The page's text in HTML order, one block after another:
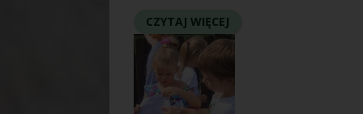
CZYTAJ WIĘCEJ